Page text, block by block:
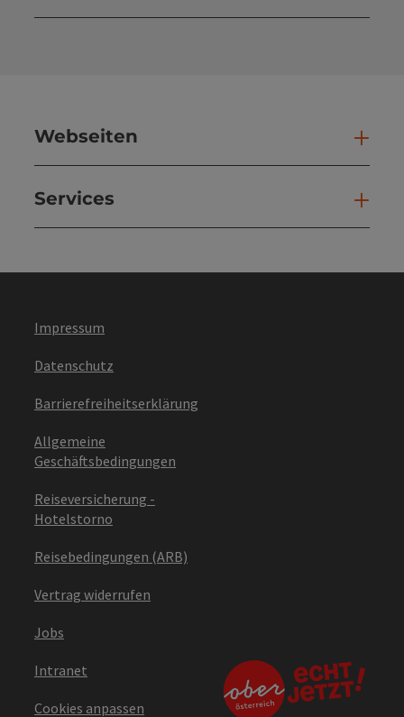
Webseiten
Services
Impressum
Datenschutz
Barrierefreiheitserklärung
Allgemeine
Geschäftsbedingungen
Reiseversicherung -
Hotelstorno
Reisebedingungen (ARB)
Vertrag widerrufen
Jobs
Intranet
Cookies anpassen